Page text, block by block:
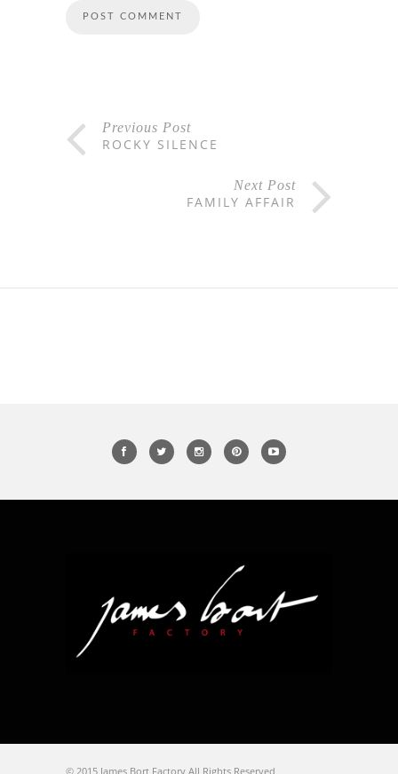
Previous Post
ROCKY SILENCE
Next Post
FAMILY AFFAIR
© 2015 James Bort Factory All Rights Reserved